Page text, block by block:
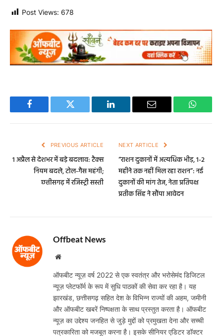
Post Views: 678
Facebook Twitter LinkedIn Email
PREVIOUS ARTICLE
1 अप्रैल से देशभर में बड़े बदलाव: टैक्स
नियम बदले, टोल-गैस महंगी;
छत्तीसगढ़ में रजिस्ट्री सस्ती
NEXT ARTICLE
“राशन दुकानों में अत्यधिक भीड़, 1-2
महीने तक नहीं मिल रहा राशन”: नई
दुकानों की मांग तेज, नेता प्रतिपक्ष
प्रतीक सिंह ने सौंपा आवेदन
Offbeat News
Website
ऑफबीट न्यूज़ वर्ष 2022 से एक स्वतंत्र और भरोसेमंद डिजिटल
न्यूज़ प्लेटफॉर्म के रूप में सुधि पाठकों की सेवा कर रहा है। यह
झारखंड, छत्तीसगढ़ सहित देश के विभिन्न राज्यों की अहम, जमीनी
और ऑफबीट खबरें निष्पक्षता के साथ प्रस्तुत करता है। ऑफबीट
न्यूज़ का उद्देश्य जनहित से जुड़े मुद्दों को प्रमुखता देना और सच्ची
पत्रकारिता को मजबूत करना है। इसके सीनियर एडिटर डॉक्टर